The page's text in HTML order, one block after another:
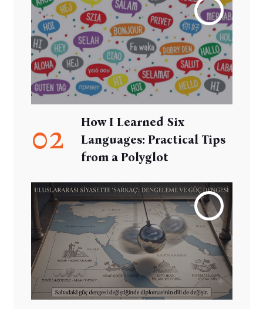
02
How I Learned Six
Languages: Practical Tips
from a Polyglot